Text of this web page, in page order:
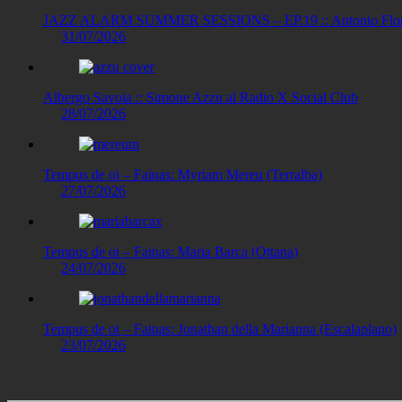
JAZZ ALARM SUMMER SESSIONS – EP.19 :: Antonio
31/07/2026
Albergo Savoia :: Simone Azzu al Radio X Social Club
28/07/2026
Tempus de oi – Fainas: Myriam Mereu (Terralba)
27/07/2026
Tempus de oi – Fainas: Maria Barca (Ottana)
24/07/2026
Tempus de oi – Fainas: Jonathan della Marianna (Escalaplano)
23/07/2026